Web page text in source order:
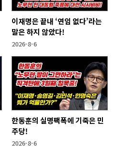
이재명은 끝내 ‘연임 없다’라는
말은 하지 않았다!
2026-8-6
한동훈의 실명팩폭에 기죽은 민
주당!
2026-8-6